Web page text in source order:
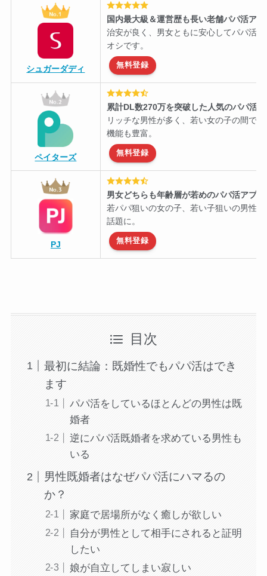
シュガーダディ
国内最大級＆運営歴も長い老舗パパ活ア
治安が良く、男女ともに安心してパパ活
オシです。
無料登録
ペイターズ
累計DL数270万を突破した人気のパパ活
リッチな男性が多く、若い女の子の間で
機能も豊富。
無料登録
PJ
男女どちらも年齢層が若めのパパ活アプリ
若パパ狙いの女の子、若い子狙いの男性
話題に。
無料登録
目次
最初に結論：既婚性でもパパ活はでき
ます
パパ活をしているほとんどの男性は既
婚者
逆にパパ活既婚者を求めている男性も
いる
男性既婚者はなぜパパ活にハマるの
か？
家庭で居場所がなく癒しが欲しい
自分が男性として相手にされると証明
したい
娘が自立してしまい寂しい